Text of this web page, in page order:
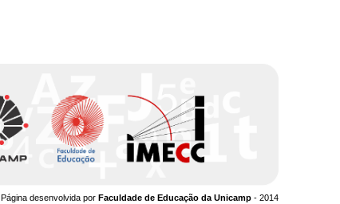
Página desenvolvida por Faculdade de Educação da Unicamp- 2014